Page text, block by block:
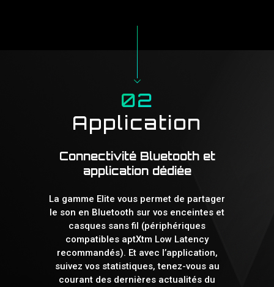
02
Application
Connectivité Bluetooth et
application dédiée
La gamme Elite vous permet de partager
le son en Bluetooth sur vos enceintes et
casques sans fil (périphériques
compatibles aptXtm Low Latency
recommandés). Et avec l’application,
suivez vos statistiques, tenez-vous au
courant des dernières actualités du